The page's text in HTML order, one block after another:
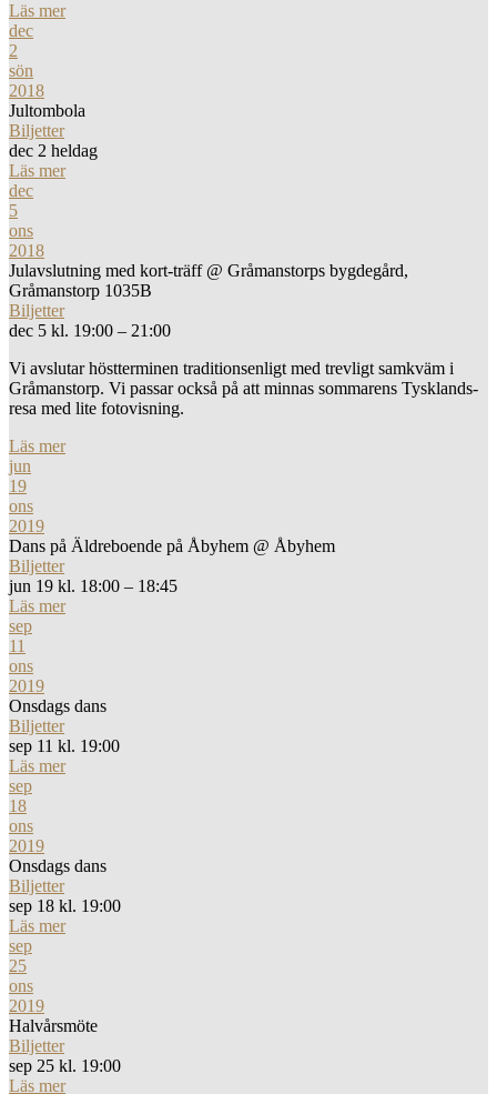
Läs mer
dec
2
sön
2018
Jultombola
Biljetter
dec 2 heldag
Läs mer
dec
5
ons
2018
Julavslutning med kort-träff @ Gråmanstorps bygdegård,
Gråmanstorp 1035B
Biljetter
dec 5 kl. 19:00 – 21:00
Vi avslutar höstterminen traditionsenligt med trevligt samkväm i
Gråmanstorp. Vi passar också på att minnas sommarens Tysklands-
resa med lite fotovisning.
Läs mer
jun
19
ons
2019
Dans på Äldreboende på Åbyhem @ Åbyhem
Biljetter
jun 19 kl. 18:00 – 18:45
Läs mer
sep
11
ons
2019
Onsdags dans
Biljetter
sep 11 kl. 19:00
Läs mer
sep
18
ons
2019
Onsdags dans
Biljetter
sep 18 kl. 19:00
Läs mer
sep
25
ons
2019
Halvårsmöte
Biljetter
sep 25 kl. 19:00
Läs mer